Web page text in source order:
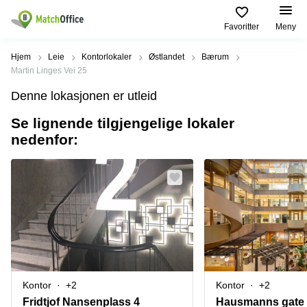
Favoritter Meny
Leie/utleie
Produktsider
Kontor
Kontorfellesskap
Kontorhoteller
kontor
Lager
Møterom
Populære
Byer
Næringslokaler
til leie Oslo
Coworking
Oslo
Leie
kontor
Oslo
Leie
møterom
Populære
søk
Innspurten
11 Oslo
Henrik
Ibsens
gate
90
Oslo
Nedre
Slottsgate
4m Oslo
Hjelp
Om oss
Opprett annonse
Logg inn
Hjem Leie Kontorlokaler Østlandet
Bærum
Martin Linges Vei 25
Denne lokasjonen er utleid
Se lignende tilgjengelige lokaler
nedenfor:
Kontor +2
Fridtjof Nansenplass 4
Kontor +2
Hausmanns gate